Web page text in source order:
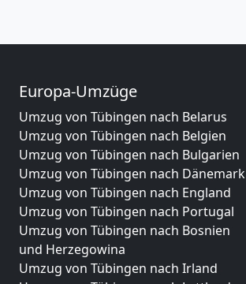
Europa-Umzüge
Umzug von Tübingen nach Belarus
Umzug von Tübingen nach Belgien
Umzug von Tübingen nach Bulgarien
Umzug von Tübingen nach Dänemark
Umzug von Tübingen nach England
Umzug von Tübingen nach Portugal
Umzug von Tübingen nach Bosnien
und Herzegowina
Umzug von Tübingen nach Irland